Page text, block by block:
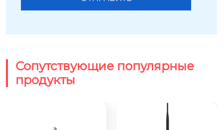
Сопутствующие популярные
продукты